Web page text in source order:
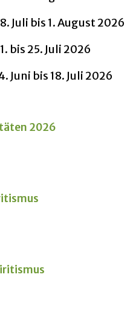
Juli bis 1. August 2026
bis 25. Juli 2026
Juni bis 18. Juli 2026
2026